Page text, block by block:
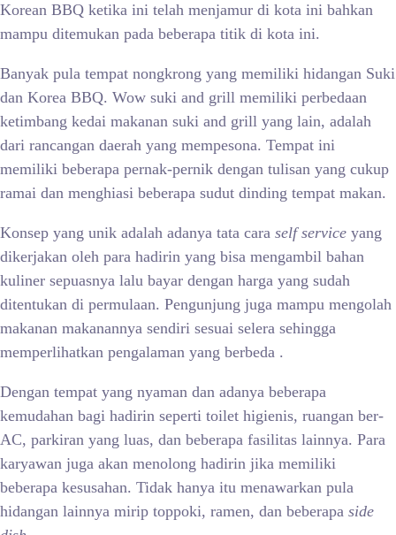
Korean BBQ ketika ini telah menjamur di kota ini bahkan
mampu ditemukan pada beberapa titik di kota ini.
Banyak pula tempat nongkrong yang memiliki hidangan Suki
dan Korea BBQ. Wow suki and grill memiliki perbedaan
ketimbang kedai makanan suki and grill yang lain, adalah
dari rancangan daerah yang mempesona. Tempat ini
memiliki beberapa pernak-pernik dengan tulisan yang cukup
ramai dan menghiasi beberapa sudut dinding tempat makan.
Konsep yang unik adalah adanya tata cara self service yang
dikerjakan oleh para hadirin yang bisa mengambil bahan
kuliner sepuasnya lalu bayar dengan harga yang sudah
ditentukan di permulaan. Pengunjung juga mampu mengolah
makanan makanannya sendiri sesuai selera sehingga
memperlihatkan pengalaman yang berbeda .
Dengan tempat yang nyaman dan adanya beberapa
kemudahan bagi hadirin seperti toilet higienis, ruangan ber-
AC, parkiran yang luas, dan beberapa fasilitas lainnya. Para
karyawan juga akan menolong hadirin jika memiliki
beberapa kesusahan. Tidak hanya itu menawarkan pula
hidangan lainnya mirip toppoki, ramen, dan beberapa side